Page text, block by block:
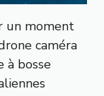
un moment
caméra
à bosse